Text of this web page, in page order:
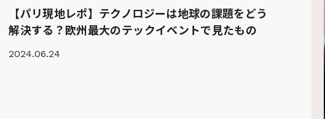
【パリ現地レポ】テクノロジーは地球の課題をどう
解決する？欧州最大のテックイベントで見たもの
2024.06.24